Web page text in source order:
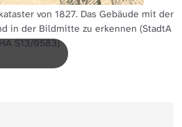
von 1827. Das Gebäude mit der
in der Bildmitte zu erkennen (StadtA
S13/0583)